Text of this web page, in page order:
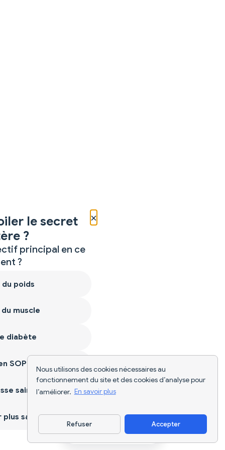
Nous utilisons des cookies nécessaires au
fonctionnement du site et des cookies d’analyse pour
l’améliorer. En savoir plus
Refuser Accepter
Télécharger l'appli
×
le secret
?
principal en ce
?
poids
muscle
diabète
SOPK
saine
sain